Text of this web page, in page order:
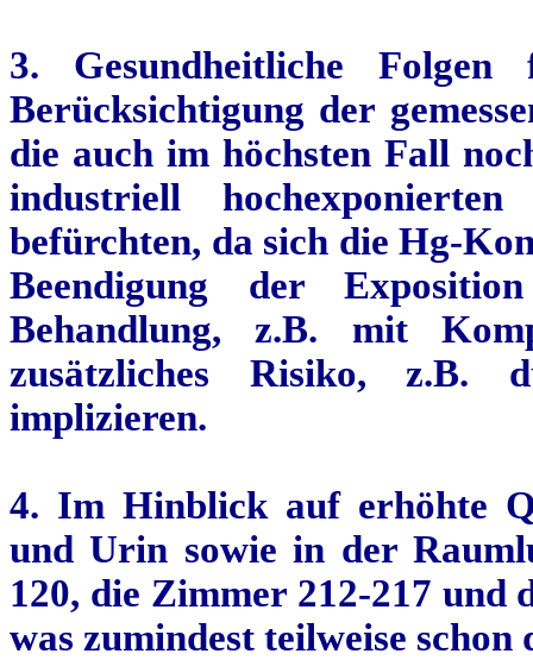
3. Gesundheitliche
Berücksichtigung der
die auch im höchsten Fall
industriell hochexponierten
befürchten, da sich die Hg-
Beendigung der
Behandlung, z.B. mit
zusätzliches Risiko, z.B.
implizieren.
4. Im Hinblick auf erhöhte
und Urin sowie in der
120, die Zimmer 212-217 und
was zumindest teilweise